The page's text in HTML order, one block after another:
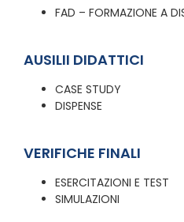
FAD – FORMAZIONE A
AUSILII DIDATTICI
CASE STUDY
DISPENSE
VERIFICHE FINALI
ESERCITAZIONI E TEST
SIMULAZIONI